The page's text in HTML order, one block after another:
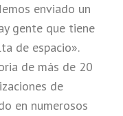
enviado un
gente que tiene
de espacio».
de más de 20
de
en numerosos